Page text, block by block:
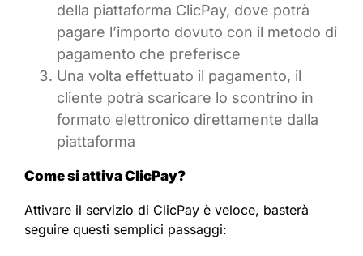
della piattaforma ClicPay, dove potrà
pagare l’importo dovuto con il metodo di
pagamento che preferisce
Una volta effettuato il pagamento, il
cliente potrà scaricare lo scontrino in
formato elettronico direttamente dalla
piattaforma
Come si attiva ClicPay?
Attivare il servizio di ClicPay è veloce, basterà
seguire questi semplici passaggi: